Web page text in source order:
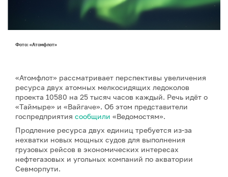
Фото: «Атомфлот»
«Атомфлот» рассматривает перспективы увеличения
ресурса двух атомных мелкосидящих ледоколов
проекта 10580 на 25 тысяч часов каждый. Речь идёт о
«Таймыре» и «Вайгаче». Об этом представители
госпредприятия сообщили «Ведомостям».
Продление ресурса двух единиц требуется из-за
нехватки новых мощных судов для выполнения
грузовых рейсов в экономических интересах
нефтегазовых и угольных компаний по акватории
Севморпути.